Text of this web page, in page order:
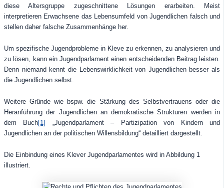
diese Altersgruppe zugeschnittene Lösungen erarbeiten. Meist
interpretieren Erwachsene das Lebensumfeld von Jugendlichen falsch und
stellen daher falsche Zusammenhänge her.
Um spezifische Jugendprobleme in Kleve zu erkennen, zu analysieren und
zu lösen, kann ein Jugendparlament einen entscheidenden Beitrag leisten.
Denn niemand kennt die Lebenswirklichkeit von Jugendlichen besser als
die Jugendlichen selbst.
Weitere Gründe wie bspw. die Stärkung des Selbstvertrauens oder die
Heranführung der Jugendlichen an demokratische Strukturen werden in
dem Buch[1]
„Jugendparlament – Partizipation von Kindern und
Jugendlichen an der politischen Willensbildung“ detailliert dargestellt.
Die Einbindung eines Klever Jugendparlamentes wird in Abbildung 1
illustriert.